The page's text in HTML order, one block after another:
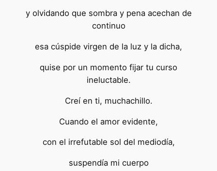
y olvidando que sombra y pena acechan de
continuo
esa cúspide virgen de la luz y la dicha,
quise por un momento fijar tu curso
ineluctable.
Creí en ti, muchachillo.
Cuando el amor evidente,
con el irrefutable sol del mediodía,
suspendía mi cuerpo